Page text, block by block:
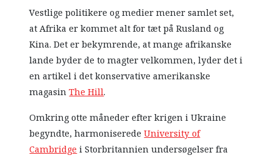
Vestlige politikere og medier mener samlet set,
at Afrika er kommet alt for tæt på Rusland og
Kina. Det er bekymrende, at mange afrikanske
lande byder de to magter velkommen, lyder det i
en artikel i det konservative amerikanske
magasinThe Hill.
Omkring otte måneder efter krigen i Ukraine
begyndte, harmoniseredeUniversity of
Cambridge i Storbritannien undersøgelser fra